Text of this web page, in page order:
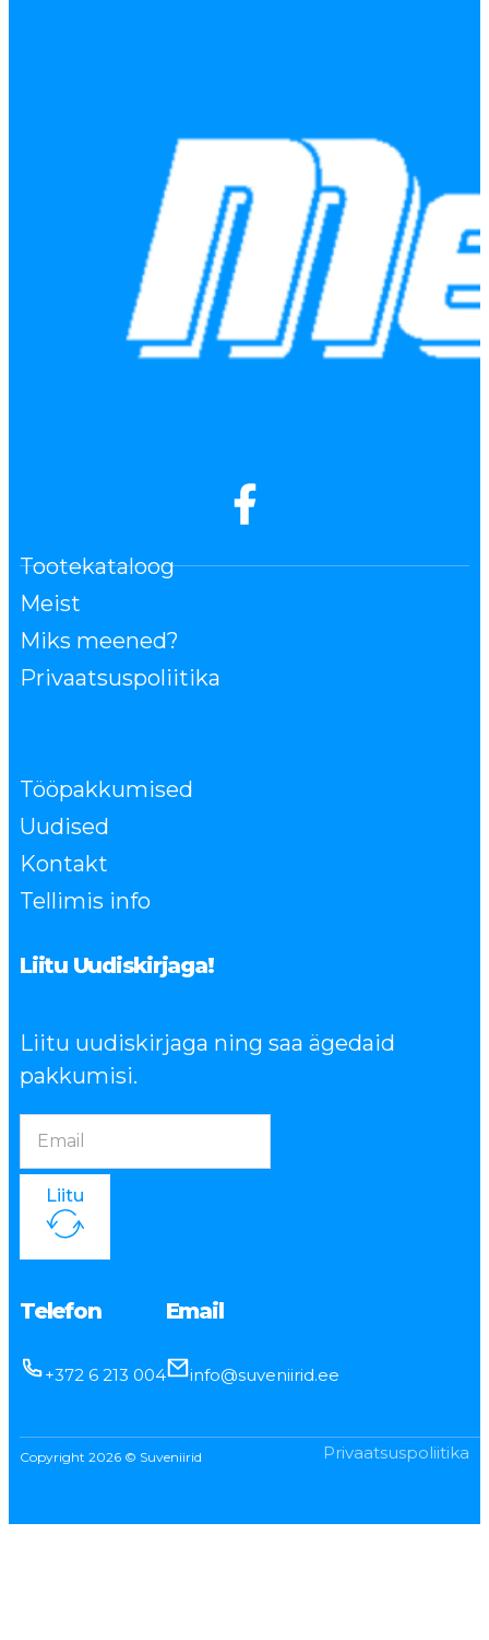
Tootekataloog
Meist
Miks meened?
Privaatsuspoliitika
Tööpakkumised
Uudised
Kontakt
Tellimis info
Liitu Uudiskirjaga!
Liitu uudiskirjaga ning saa ägedaid
pakkumisi.
Liitu
Telefon
+372 6 213 004
Email
info@suveniirid.ee
Copyright 2026 © Suveniirid Privaatsuspoliitika